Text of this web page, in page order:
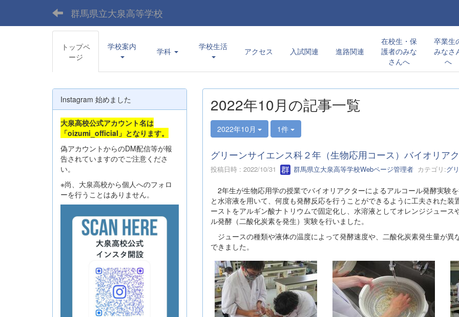
群馬県立大泉高等学校
トップペ
ージ
学校案内 学科 学校生活 アクセス 入試関連 進路関連
在校生・保
護者のみな
さんへ
卒業生
みなさ
へ
2022年10月の記事一覧
2022年10月 1件
グリーンサイエンス科２年（生物応用コース）バイオリア
投稿日時 : 2022/10/31 群馬県立大泉高等学校Webページ管理者カテゴリ:グ
2年生が生物応用学の授業でバイオリアクターによるアルコール発酵実験
と水溶液を用いて、何度も発酵反応を行うことができるように工夫された
ーストをアルギン酸ナトリウムで固定化し、水溶液としてオレンジジュー
ル発酵（二酸化炭素を発生）実験を行いました。
ジュースの種類や液体の温度によって発酵速度や、二酸化炭素発生量が
できました。
Instagram 始めました
大泉高校公式アカウント名は
「oizumi_official」となります。
偽アカウントからのDM配信等が報
告されていますのでご注意くださ
い。
※尚、大泉高校から個人へのフォロ
ーを行うことはありません。